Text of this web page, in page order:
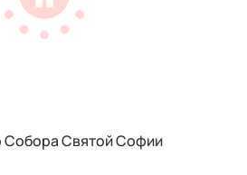
Собора Святой Софии